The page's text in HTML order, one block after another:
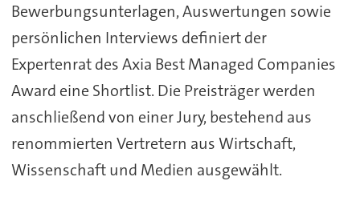
Bewerbungsunterlagen, Auswertungen sowie
persönlichen Interviews definiert der
Expertenrat des Axia Best Managed Companies
Award eine Shortlist. Die Preisträger werden
anschließend von einer Jury, bestehend aus
renommierten Vertretern aus Wirtschaft,
Wissenschaft und Medien ausgewählt.